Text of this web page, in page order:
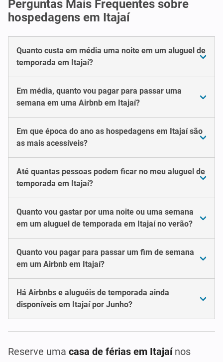
Perguntas Mais Frequentes sobre
hospedagens em Itajaí
Quanto custa em média uma noite em um aluguel de
temporada em Itajaí?
Em média, quanto vou pagar para passar uma
semana em uma Airbnb em Itajaí?
Em que época do ano as hospedagens em Itajaí são
as mais acessíveis?
Até quantas pessoas podem ficar no meu aluguel de
temporada em Itajaí?
Quanto vou gastar por uma noite ou uma semana
em um aluguel de temporada em Itajaí no verão?
Quanto vou pagar para passar um fim de semana
em um Airbnb em Itajaí?
Há Airbnbs e aluguéis de temporada ainda
disponíveis em Itajaí por Junho?
Reserve uma casa de férias em Itajaínos